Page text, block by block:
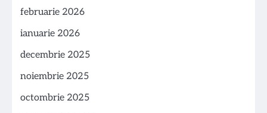
februarie 2026
ianuarie 2026
decembrie 2025
noiembrie 2025
octombrie 2025